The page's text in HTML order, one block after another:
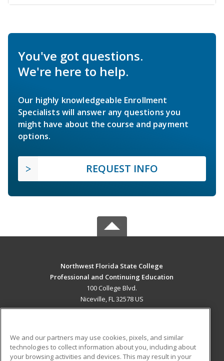
You've got questions.
We're here to help.
Our highly knowledgeable Enrollment
Specialists will answer any questions you
might have about the course and payment
options.
REQUEST INFO
Northwest Florida State College
Professional and Continuing Education
100 College Blvd.
Niceville, FL 32578 US
ADDITIONAL RESOURCES
We and our partners may use cookies, pixels, and similar
technologies to collect information about you, including about
your browsing activities and devices. This may result in your